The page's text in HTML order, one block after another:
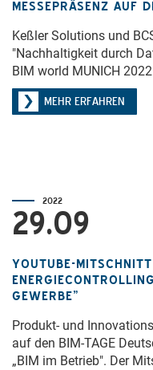
MESSEPRÄSENZ AUF
Keßler Solutions und
"Nachhaltigkeit durch
BIM world MUNICH
MEHR ERFAHREN
2022
29.09
YOUTUBE-
GEWERBE”
Produkt- und
auf den BIM-TAGE
„BIM im Betrieb". Der